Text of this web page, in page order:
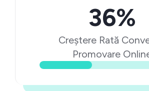
36%
Creștere Rată
Promovare